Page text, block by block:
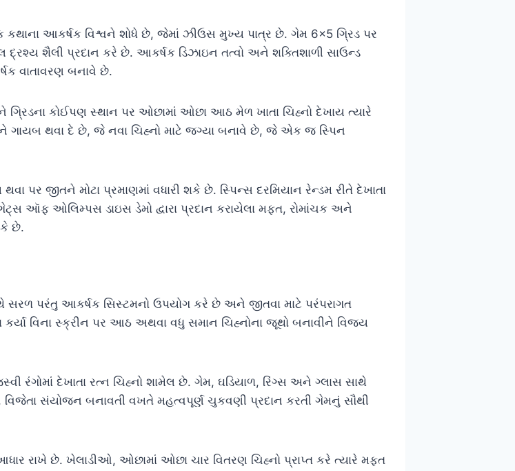
કથાના આકર્ષક વિશ્વને શોધે છે, જેમાં ઝીઉસ મુખ્ય પાત્ર છે. ગેમ 6×5 ગ્રિડ પર
દ્રશ્ય શૈલી પ્રદાન કરે છે. આકર્ષક ડિઝાઇન તત્વો અને શક્તિશાળી સાઉન્ડ
વાતાવરણ બનાવે છે.
કોઈપણ સ્થાન પર ઓછામાં ઓછા આઠ મેળ ખાતા ચિહ્નો દેખાય ત્યારે
ગાયબ થવા દે છે, જે નવા ચિહ્નો માટે જગ્યા બનાવે છે, જે એક જ સ્પિન
પર જીતને મોટા પ્રમાણમાં વધારી શકે છે. સ્પિન્સ દરમિયાન રેન્ડમ રીતે દેખાતા
ઑફ ઓલિમ્પસ ડાઇસ ડેમો દ્વારા પ્રદાન કરાયેલા મફત, રોમાંચક અને
છે.
પરંતુ આકર્ષક સિસ્ટમનો ઉપયોગ કરે છે અને જીતવા માટે પરંપરાગત
વિના સ્ક્રીન પર આઠ અથવા વધુ સમાન ચિહ્નોના જૂથો બનાવીને વિજય
રંગોમાં દેખાતા રત્ન ચિહ્નો શામેલ છે. ગેમ, ઘડિયાળ, રિંગ્સ અને ગ્લાસ સાથે
વિજેતા સંયોજન બનાવતી વખતે મહત્વપૂર્ણ ચુકવણી પ્રદાન કરતી ગેમનું સૌથી
રાખે છે. ખેલાડીઓ, ઓછામાં ઓછા ચાર વિતરણ ચિહ્નો પ્રાપ્ત કરે ત્યારે મફત